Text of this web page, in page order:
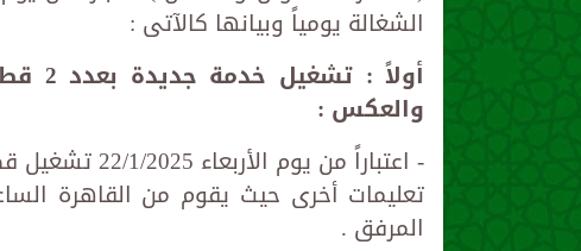
الشغالة يومياً وبيانها كالآتى :
والعكس :
المرفق .